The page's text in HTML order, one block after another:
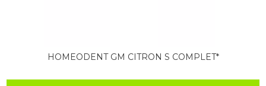
HOMEODENT GM CITRON S COMPLET*